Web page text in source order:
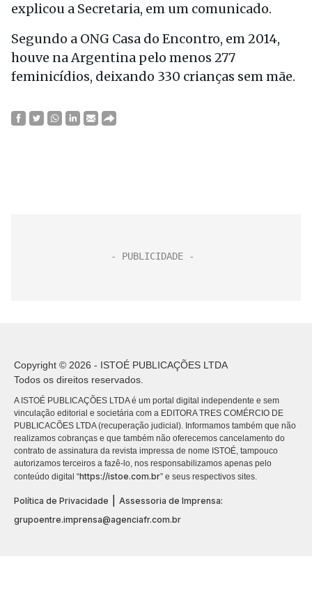
explicou a Secretaria, em um comunicado.
Segundo a ONG Casa do Encontro, em 2014,
houve na Argentina pelo menos 277
feminicídios, deixando 330 crianças sem mãe.
Copyright © 2026 - ISTOÉ PUBLICAÇÕES LTDA
Todos os direitos reservados.
A ISTOÉ PUBLICAÇÕES LTDA é um portal digital independente e sem
vinculação editorial e societária com a EDITORA TRES COMÉRCIO DE
PUBLICACÕES LTDA (recuperação judicial). Informamos também que não
realizamos cobranças e que também não oferecemos cancelamento do
contrato de assinatura da revista impressa de nome ISTOÉ, tampouco
autorizamos terceiros a fazê-lo, nos responsabilizamos apenas pelo
conteúdo digital “https://istoe.com.br” e seus respectivos sites.
Política de Privacidade
Assessoria de Imprensa:
grupoentre.imprensa@agenciafr.com.br